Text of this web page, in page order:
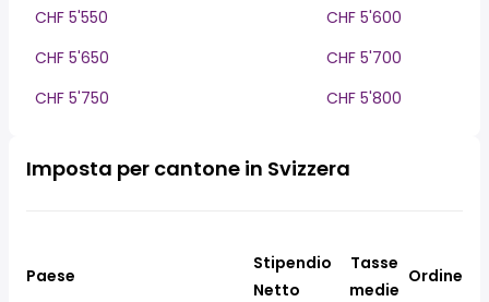
CHF 5'550
CHF 5'600
CHF 5'650
CHF 5'700
CHF 5'750
CHF 5'800
Imposta per cantone in Svizzera
Paese
Stipendio
Netto
Tasse
medie
Ordine